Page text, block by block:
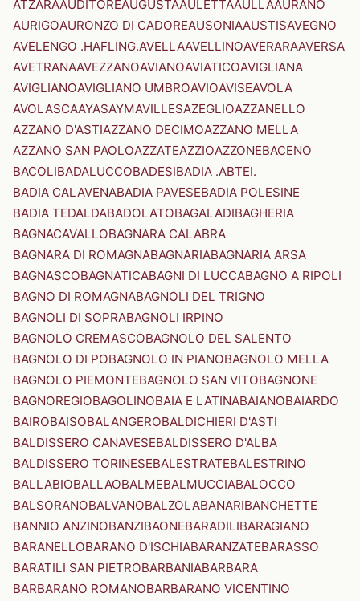
ATZARAAUDITOREAUGUSTAAULETTAAULLAAURANO
AURIGOAURONZO DI CADOREAUSONIAAUSTISAVEGNO
AVELENGO .HAFLING.AVELLAAVELLINOAVERARAAVERSA
AVETRANAAVEZZANOAVIANOAVIATICOAVIGLIANA
AVIGLIANOAVIGLIANO UMBROAVIOAVISEAVOLA
AVOLASCAAYASAYMAVILLESAZEGLIOAZZANELLO
AZZANO D'ASTIAZZANO DECIMOAZZANO MELLA
AZZANO SAN PAOLOAZZATEAZZIOAZZONEBACENO
BACOLIBADALUCCOBADESIBADIA .ABTEI.
BADIA CALAVENABADIA PAVESEBADIA POLESINE
BADIA TEDALDABADOLATOBAGALADIBAGHERIA
BAGNACAVALLOBAGNARA CALABRA
BAGNARA DI ROMAGNABAGNARIABAGNARIA ARSA
BAGNASCOBAGNATICABAGNI DI LUCCABAGNO A RIPOLI
BAGNO DI ROMAGNABAGNOLI DEL TRIGNO
BAGNOLI DI SOPRABAGNOLI IRPINO
BAGNOLO CREMASCOBAGNOLO DEL SALENTO
BAGNOLO DI POBAGNOLO IN PIANOBAGNOLO MELLA
BAGNOLO PIEMONTEBAGNOLO SAN VITOBAGNONE
BAGNOREGIOBAGOLINOBAIA E LATINABAIANOBAIARDO
BAIROBAISOBALANGEROBALDICHIERI D'ASTI
BALDISSERO CANAVESEBALDISSERO D'ALBA
BALDISSERO TORINESEBALESTRATEBALESTRINO
BALLABIOBALLAOBALMEBALMUCCIABALOCCO
BALSORANOBALVANOBALZOLABANARIBANCHETTE
BANNIO ANZINOBANZIBAONEBARADILIBARAGIANO
BARANELLOBARANO D'ISCHIABARANZATEBARASSO
BARATILI SAN PIETROBARBANIABARBARA
BARBARANO ROMANOBARBARANO VICENTINO